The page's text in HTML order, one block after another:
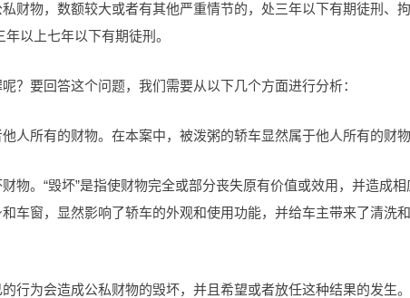
财物，数额较大或者有其他严重情节的，处三年以下有期徒刑、
以上七年以下有期徒刑。
？要回答这个问题，我们需要从以下几个方面进行分析：
人所有的财物。在本案中，被泼粥的轿车显然属于他人所有的财物
物。“毁坏”是指使财物完全或部分丧失原有价值或效用，并造成相
车窗，显然影响了轿车的外观和使用功能，并给车主带来了清洗
行为会造成公私财物的毁坏，并且希望或者放任这种结果的发生